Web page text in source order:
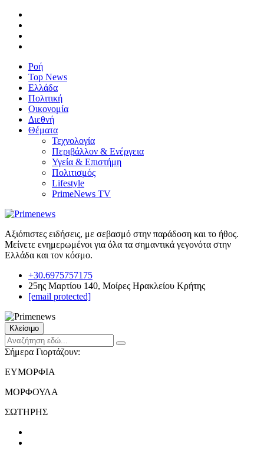
Ροή
Top News
Ελλάδα
Πολιτική
Οικονομία
Διεθνή
Θέματα
Τεχνολογία
Περιβάλλον & Ενέργεια
Υγεία & Επιστήμη
Πολιτισμός
Lifestyle
PrimeNews TV
Αξιόπιστες ειδήσεις, με σεβασμό στην παράδοση και το ήθος.
Μείνετε ενημερωμένοι για όλα τα σημαντικά γεγονότα στην
Ελλάδα και τον κόσμο.
+30.6975757175
25ης Μαρτίου 140, Μοίρες Ηρακλείου Κρήτης
[email protected]
Κλείσιμο
Σήμερα Γιορτάζουν:
ΕΥΜΟΡΦΙΑ
ΜΟΡΦΟΥΛΑ
ΣΩΤΗΡΗΣ